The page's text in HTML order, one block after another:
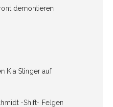
demontieren
Kia Stinger auf
-Shift- Felgen